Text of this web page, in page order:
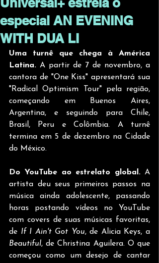
especial AN EVENING
WITH DUA LI
Uma turnê que chega à América
Latina. A partir de 7 de novembro, a
cantora de "One Kiss" apresentará sua
"Radical Optimism Tour" pela região,
começando em Buenos Aires,
Argentina, e seguindo para Chile,
Brasil, Peru e Colômbia. A turnê
termina em 5 de dezembro na Cidade
do México.
Do YouTube ao estrelato global. A
artista deu seus primeiros passos na
música ainda adolescente, passando
horas postando vídeos no YouTube
com covers de suas músicas favoritas,
de If I Ain't Got You
Beautiful, de Christina Aguilera. O que
começou como um desejo de cantar